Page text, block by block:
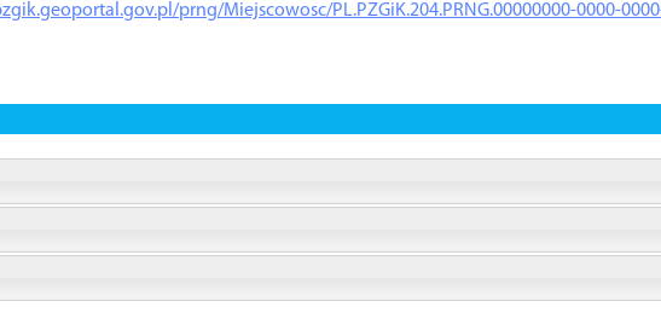
prng/Miejscowosc/PL.PZGiK.204.PRNG.00000000-0000-